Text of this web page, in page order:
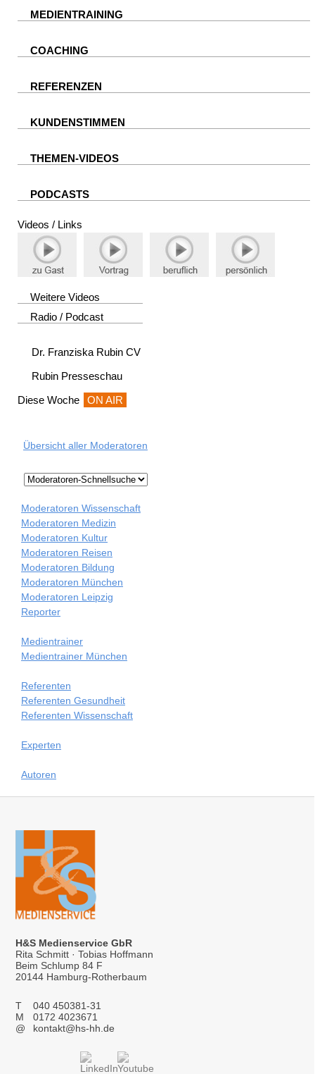
MEDIENTRAINING
COACHING
REFERENZEN
KUNDENSTIMMEN
THEMEN-VIDEOS
PODCASTS
Videos / Links
Weitere Videos
Radio / Podcast
Dr. Franziska Rubin CV
Rubin Presseschau
Diese Woche
ON AIR
Übersicht aller Moderatoren
Moderatoren Wissenschaft
Moderatoren Medizin
Moderatoren Kultur
Moderatoren Reisen
Moderatoren Bildung
Moderatoren München
Moderatoren Leipzig
Reporter
Medientrainer
Medientrainer München
Referenten
Referenten Gesundheit
Referenten Wissenschaft
Experten
Autoren
H&S Medienservice GbR
Rita Schmitt · Tobias Hoffmann
Beim Schlump 84 F
20144 Hamburg-Rotherbaum
T
040 450381-31
M
0172 4023671
@
kontakt@hs-hh.de